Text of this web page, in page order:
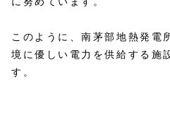
このように、南茅部地熱発電
境に優しい電力を供給する施
す。